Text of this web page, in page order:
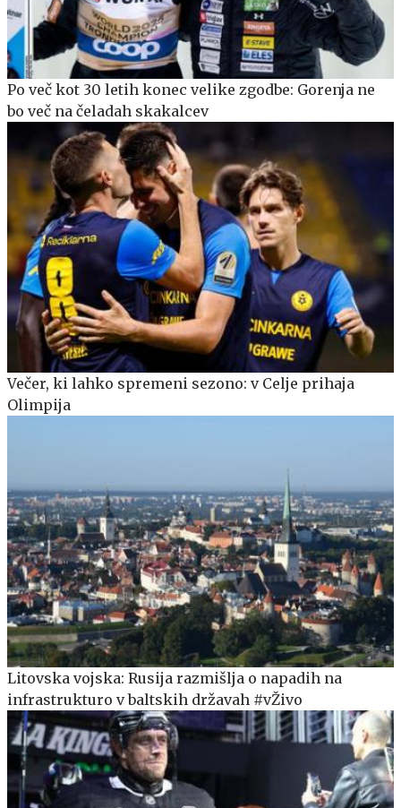
Po več kot 30 letih konec velike zgodbe: Gorenja ne
bo več na čeladah skakalcev
Večer, ki lahko spremeni sezono: v Celje prihaja
Olimpija
Litovska vojska: Rusija razmišlja o napadih na
infrastrukturo v baltskih državah #vŽivo